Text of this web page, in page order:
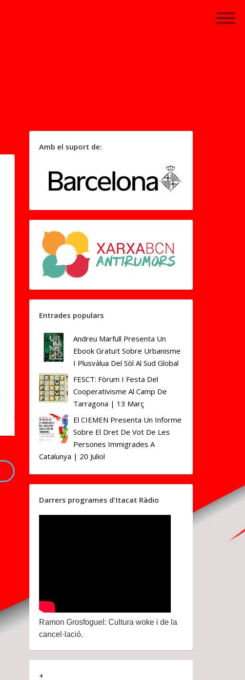
Amb el suport de:
Entrades populars
Andreu Marfull Presenta Un
Ebook Gratuït Sobre Urbanisme
I Plusvàlua Del Sòl Al Sud Global
FESCT: Fòrum I Festa Del
Cooperativisme Al Camp De
Tarragona | 13 Març
El CIEMEN Presenta Un Informe
Sobre El Dret De Vot De Les
Persones Immigrades A
Catalunya | 20 Juliol
Darrers programes d'Itacat Ràdio
Ramon Grosfoguel: Cultura woke i de la
cancel·lació.
+